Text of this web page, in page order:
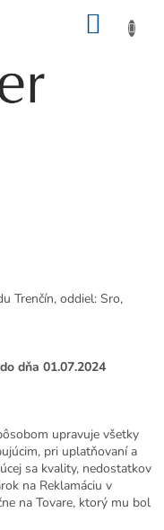
Trenčín, oddiel: Sro,
dňa 01.07.2024
upravuje všetky
pri uplatňovaní a
sa kvality, nedostatkov
na Reklamáciu v
na Tovare, ktorý mu bol